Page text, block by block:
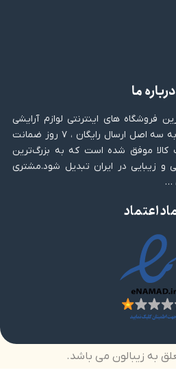
درباره ما
فروشگاه های اینترنتی لوازم آرایشی
بهداشتی و زیبایی با پایبندی به سه اصل ارسال رایگان ، ۷ روز ضمانت
کالا موفق شده است که به بزرگ‌ترین
و زیبایی در ایران تبدیل شود.مشتری
…
اعتماد
به زیبالون می باشد.